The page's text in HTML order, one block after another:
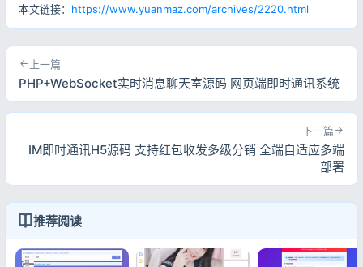
本文链接： https://www.yuanmaz.com/archives/2220.html
上一篇
PHP+WebSocket实时消息聊天室源码 网页端即时通讯系统
下一篇
IM即时通讯H5源码 支持红包收发多级分销 全端自适应多端
部署
推荐阅读